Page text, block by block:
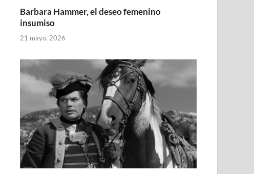
Barbara Hammer, el deseo femenino
insumiso
21 mayo, 2026